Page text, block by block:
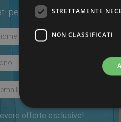
personali
offerte esclusive!
STRETTAMENTE
NON CLASSIFICATI